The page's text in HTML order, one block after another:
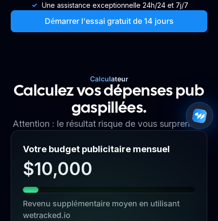
Une assistance exceptionnelle 24h/24 et 7j/7
Démarrer l'essai gratuit de 14 jours
Calculateur
Calculez vos dépenses pub
gaspillées.
Attention : le résultat risque de vous surprendre.
Votre budget publicitaire mensuel
$10,000
Revenu supplémentaire moyen en utilisant
wetracked.io